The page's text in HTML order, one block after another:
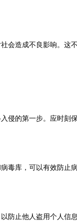
会造成不良影响。这
侵的第一步。应时刻
毒库，可以有效防止
防止他人盗用个人信